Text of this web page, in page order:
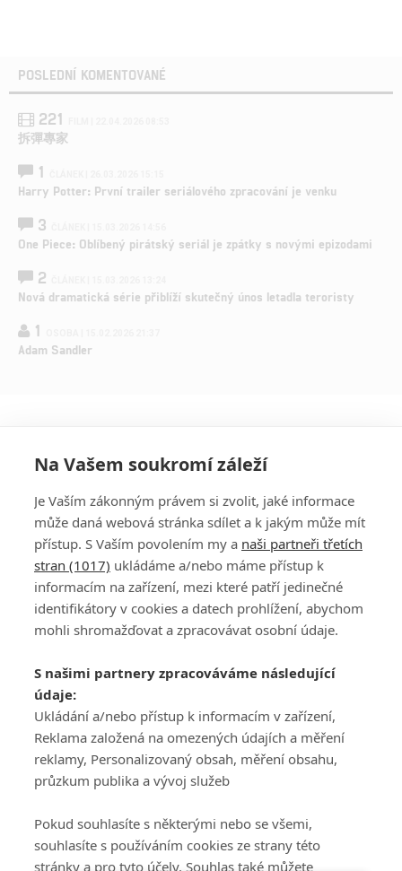
POSLEDNÍ KOMENTOVANÉ
221
拆彈專家
1
Harry Potter: První trailer seriálového zpracování je venku
3
One Piece: Oblíbený pirátský seriál je zpátky s novými epizodami
2
Nová dramatická série přiblíží skutečný únos letadla teroristy
1
Adam Sandler
PŘIHLÁSIT
REGISTROVAT
DISKUZE
Šéfredaktorkou webu jePetr Slavík, e-mailserialy@fandimefilmu.cz
Máte-li zájem o inzerci na našem webu napište nám na e-mail
studio@koncal.com
Ochrana osobních údajů|Zásady používání cookies |Pravidla webu
Upravit nastavení soukromí
Na Vašem soukromí záleží
Je Vaším zákonným právem si zvolit, jaké informace
může daná webová stránka sdílet a k jakým může mít
přístup. S Vaším povolením my a naši partneři třetích
stran (1017) ukládáme a/nebo máme přístup k
informacím na zařízení, mezi které patří jedinečné
identifikátory v cookies a datech prohlížení, abychom
mohli shromažďovat a zpracovávat osobní údaje.
S našimi partnery zpracováváme následující
údaje:
Ukládání a/nebo přístup k informacím v zařízení,
Reklama založená na omezených údajích a měření
reklamy, Personalizovaný obsah, měření obsahu,
průzkum publika a vývoj služeb
Pokud souhlasíte s některými nebo se všemi,
souhlasíte s používáním cookies ze strany této
stránky a pro tyto účely. Souhlas také můžete